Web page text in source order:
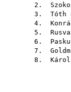
2.
3. Tóth
4.
5.
6.
7.
8.